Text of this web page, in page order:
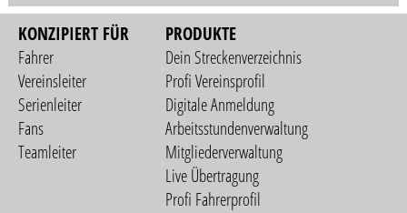
KONZIPIERT FÜR
Fahrer
Vereinsleiter
Serienleiter
Fans
Teamleiter
PRODUKTE
Dein Streckenverzeichnis
Profi Vereinsprofil
Digitale Anmeldung
Arbeitsstundenverwaltung
Mitgliederverwaltung
Live Übertragung
Profi Fahrerprofil